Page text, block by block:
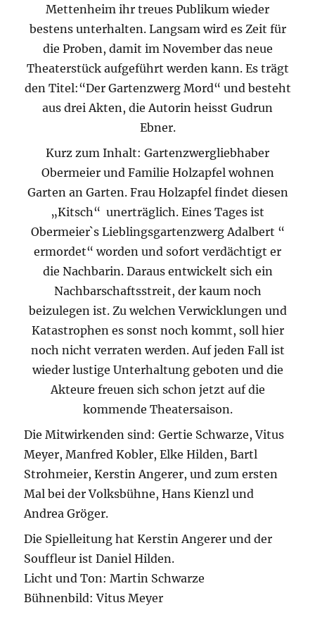
Mettenheim ihr treues Publikum wieder
bestens unterhalten. Langsam wird es Zeit für
die Proben, damit im November das neue
Theaterstück aufgeführt werden kann. Es trägt
den Titel:“Der Gartenzwerg Mord“ und besteht
aus drei Akten, die Autorin heisst Gudrun
Ebner.
Kurz zum Inhalt: Gartenzwergliebhaber
Obermeier und Familie Holzapfel wohnen
Garten an Garten. Frau Holzapfel findet diesen
„Kitsch“ unerträglich. Eines Tages ist
Obermeier`s Lieblingsgartenzwerg Adalbert “
ermordet“ worden und sofort verdächtigt er
die Nachbarin. Daraus entwickelt sich ein
Nachbarschaftsstreit, der kaum noch
beizulegen ist. Zu welchen Verwicklungen und
Katastrophen es sonst noch kommt, soll hier
noch nicht verraten werden. Auf jeden Fall ist
wieder lustige Unterhaltung geboten und die
Akteure freuen sich schon jetzt auf die
kommende Theatersaison.
Die Mitwirkenden sind: Gertie Schwarze, Vitus
Meyer, Manfred Kobler, Elke Hilden, Bartl
Strohmeier, Kerstin Angerer, und zum ersten
Mal bei der Volksbühne, Hans Kienzl und
Andrea Gröger.
Die Spielleitung hat Kerstin Angerer und der
Souffleur ist Daniel Hilden.
Licht und Ton: Martin Schwarze
Bühnenbild: Vitus Meyer